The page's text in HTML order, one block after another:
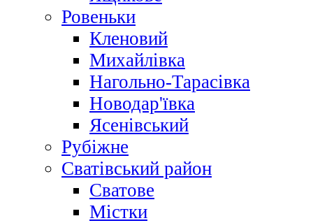
Ровеньки
Кленовий
Михайлівка
Нагольно-Тарасівка
Новодар'ївка
Ясенівський
Рубіжне
Сватівський район
Сватове
Містки